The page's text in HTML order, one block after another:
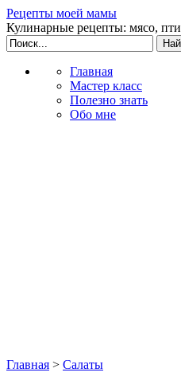
Рецепты моей мамы
Кулинарные рецепты: мясо,
Главная
Мастер класс
Полезно знать
Обо мне
Главная > Салаты